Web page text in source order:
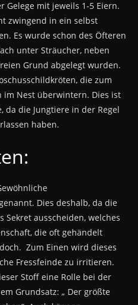
Gelege mit jeweils 1-5 Eiern.
zwingend in ein selbst
Es wurde schon des Öfteren
unter Sträucher, neben
Grund abgelegt wurden.
die zum
im Nest überwintern. Dies ist
da die Jungtiere in der Regel
haben.
Dies deshalb, da die
Sekret ausscheiden, welches
die oft gehändelt
Zum Einen wird dieses
Fressfeinde zu irritieren.
Stoff eine Rolle bei der
Grundsatz: „ Der größte